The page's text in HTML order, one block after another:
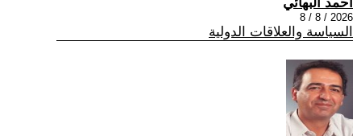
2026 / 8 / 8
السياسة والعلاقات الدولية